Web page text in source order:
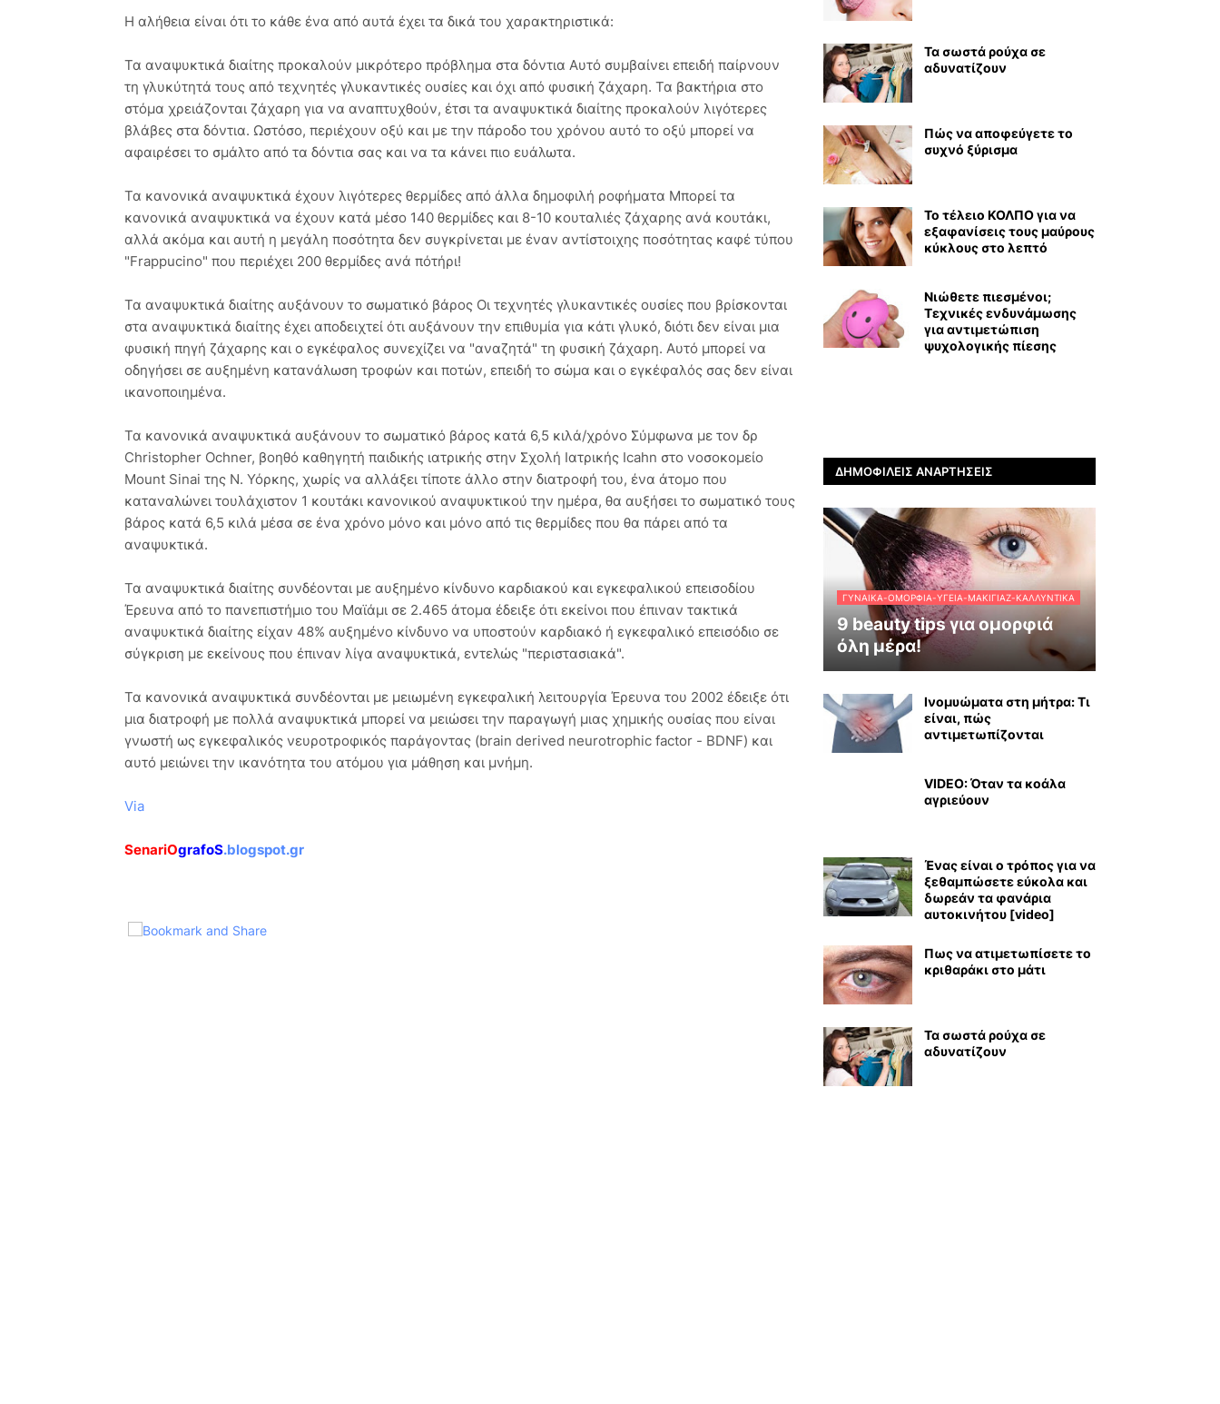
Η αλήθεια είναι ότι το κάθε ένα από αυτά έχει τα δικά του χαρακτηριστικά:
Τα αναψυκτικά διαίτης προκαλούν μικρότερο πρόβλημα στα δόντια Αυτό συμβαίνει επειδή παίρνουν
τη γλυκύτητά τους από τεχνητές γλυκαντικές ουσίες και όχι από φυσική ζάχαρη. Τα βακτήρια στο
στόμα χρειάζονται ζάχαρη για να αναπτυχθούν, έτσι τα αναψυκτικά διαίτης προκαλούν λιγότερες
βλάβες στα δόντια. Ωστόσο, περιέχουν οξύ και με την πάροδο του χρόνου αυτό το οξύ μπορεί να
αφαιρέσει το σμάλτο από τα δόντια σας και να τα κάνει πιο ευάλωτα.
Τα κανονικά αναψυκτικά έχουν λιγότερες θερμίδες από άλλα δημοφιλή ροφήματα Μπορεί τα
κανονικά αναψυκτικά να έχουν κατά μέσο 140 θερμίδες και 8-10 κουταλιές ζάχαρης ανά κουτάκι,
αλλά ακόμα και αυτή η μεγάλη ποσότητα δεν συγκρίνεται με έναν αντίστοιχης ποσότητας καφέ τύπου
"Frappucino" που περιέχει 200 θερμίδες ανά πότήρι!
Τα αναψυκτικά διαίτης αυξάνουν το σωματικό βάρος Οι τεχνητές γλυκαντικές ουσίες που βρίσκονται
στα αναψυκτικά διαίτης έχει αποδειχτεί ότι αυξάνουν την επιθυμία για κάτι γλυκό, διότι δεν είναι μια
φυσική πηγή ζάχαρης και ο εγκέφαλος συνεχίζει να "αναζητά" τη φυσική ζάχαρη. Αυτό μπορεί να
οδηγήσει σε αυξημένη κατανάλωση τροφών και ποτών, επειδή το σώμα και ο εγκέφαλός σας δεν είναι
ικανοποιημένα.
Τα κανονικά αναψυκτικά αυξάνουν το σωματικό βάρος κατά 6,5 κιλά/χρόνο Σύμφωνα με τον δρ
Christopher Ochner, βοηθό καθηγητή παιδικής ιατρικής στην Σχολή Ιατρικής Icahn στο νοσοκομείο
Mount Sinai της Ν. Υόρκης, χωρίς να αλλάξει τίποτε άλλο στην διατροφή του, ένα άτομο που
καταναλώνει τουλάχιστον 1 κουτάκι κανονικού αναψυκτικού την ημέρα, θα αυξήσει το σωματικό τους
βάρος κατά 6,5 κιλά μέσα σε ένα χρόνο μόνο και μόνο από τις θερμίδες που θα πάρει από τα
αναψυκτικά.
Τα αναψυκτικά διαίτης συνδέονται με αυξημένο κίνδυνο καρδιακού και εγκεφαλικού επεισοδίου
Έρευνα από το πανεπιστήμιο του Μαϊάμι σε 2.465 άτομα έδειξε ότι εκείνοι που έπιναν τακτικά
αναψυκτικά διαίτης είχαν 48% αυξημένο κίνδυνο να υποστούν καρδιακό ή εγκεφαλικό επεισόδιο σε
σύγκριση με εκείνους που έπιναν λίγα αναψυκτικά, εντελώς "περιστασιακά".
Τα κανονικά αναψυκτικά συνδέονται με μειωμένη εγκεφαλική λειτουργία Έρευνα του 2002 έδειξε ότι
μια διατροφή με πολλά αναψυκτικά μπορεί να μειώσει την παραγωγή μιας χημικής ουσίας που είναι
γνωστή ως εγκεφαλικός νευροτροφικός παράγοντας (brain derived neurotrophic factor - BDNF) και
αυτό μειώνει την ικανότητα του ατόμου για μάθηση και μνήμη.
Via
SenariOgrafoS.blogspot.gr
Τα σωστά ρούχα σε
αδυνατίζουν
Πώς να αποφεύγετε το
συχνό ξύρισμα
Το τέλειο ΚΟΛΠΟ για να
εξαφανίσεις τους μαύρους
κύκλους στο λεπτό
Νιώθετε πιεσμένοι;
Τεχνικές ενδυνάμωσης
για αντιμετώπιση
ψυχολογικής πίεσης
ΔΗΜΟΦΙΛΕΊΣ ΑΝΑΡΤΉΣΕΙΣ
ΓΥΝΑΊΚΑ-ΟΜΟΡΦΙΆ-ΥΓΕΊΑ-ΜΑΚΙΓΙΆΖ-ΚΑΛΛΥΝΤΙΚΆ
9 beauty tips για ομορφιά
όλη μέρα!
Ινομυώματα στη μήτρα: Τι
είναι, πώς
αντιμετωπίζονται
VIDEO: Όταν τα κοάλα
αγριεύουν
Ένας είναι ο τρόπος για να
ξεθαμπώσετε εύκολα και
δωρεάν τα φανάρια
αυτοκινήτου [video]
Πως να ατιμετωπίσετε το
κριθαράκι στο μάτι
Τα σωστά ρούχα σε
αδυνατίζουν